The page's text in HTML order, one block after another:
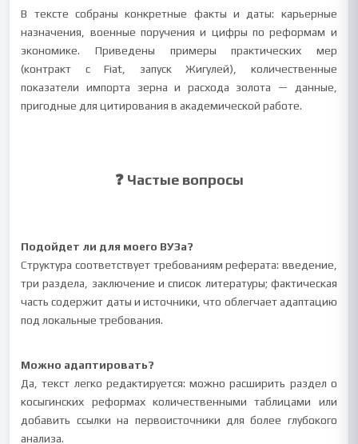
В тексте собраны конкретные факты и даты: карьерные
назначения, военные поручения и цифры по реформам и
экономике. Приведены примеры практических мер
(контракт с Fiat, запуск Жигулей), количественные
показатели импорта зерна и расхода золота — данные,
пригодные для цитирования в академической работе.
❓ Частые вопросы
Подойдет ли для моего ВУЗа?
Структура соответствует требованиям реферата: введение,
три раздела, заключение и список литературы; фактическая
часть содержит даты и источники, что облегчает адаптацию
под локальные требования.
Можно адаптировать?
Да, текст легко редактируется: можно расширить раздел о
косыгинских реформах количественными таблицами или
добавить ссылки на первоисточники для более глубокого
анализа.